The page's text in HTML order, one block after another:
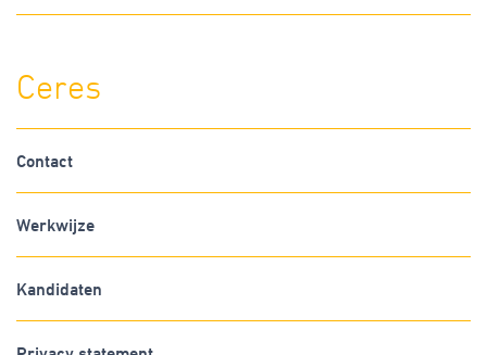
Ceres
Contact
Werkwijze
Kandidaten